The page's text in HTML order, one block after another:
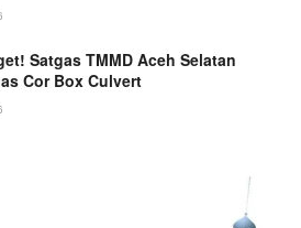
Satgas TMMD Aceh Selatan
Cor Box Culvert